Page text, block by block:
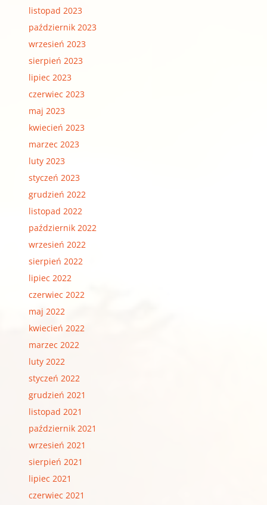
listopad 2023
październik 2023
wrzesień 2023
sierpień 2023
lipiec 2023
czerwiec 2023
maj 2023
kwiecień 2023
marzec 2023
luty 2023
styczeń 2023
grudzień 2022
listopad 2022
październik 2022
wrzesień 2022
sierpień 2022
lipiec 2022
czerwiec 2022
maj 2022
kwiecień 2022
marzec 2022
luty 2022
styczeń 2022
grudzień 2021
listopad 2021
październik 2021
wrzesień 2021
sierpień 2021
lipiec 2021
czerwiec 2021